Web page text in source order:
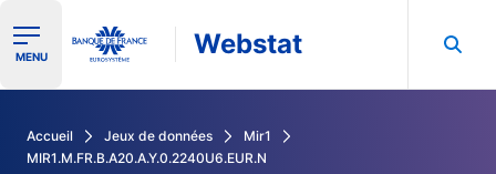
Ouvrir le menu de navigation
MENU Webstat
Accueil Jeux de données
Mir1
MIR1.M.FR.B.A20.A.Y.0.2240U6.EUR.N